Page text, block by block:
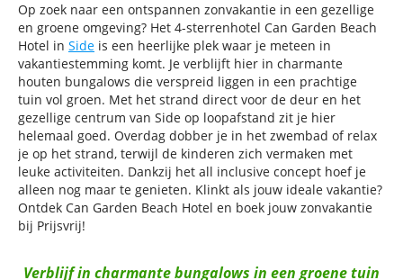
Op zoek naar een ontspannen zonvakantie in een gezellige
en groene omgeving? Het 4-sterrenhotel Can Garden Beach
Hotel in Side is een heerlijke plek waar je meteen in
vakantiestemming komt. Je verblijft hier in charmante
houten bungalows die verspreid liggen in een prachtige
tuin vol groen. Met het strand direct voor de deur en het
gezellige centrum van Side op loopafstand zit je hier
helemaal goed. Overdag dobber je in het zwembad of relax
je op het strand, terwijl de kinderen zich vermaken met
leuke activiteiten. Dankzij het all inclusive concept hoef je
alleen nog maar te genieten. Klinkt als jouw ideale vakantie?
Ontdek Can Garden Beach Hotel en boek jouw zonvakantie
bij Prijsvrij!
Verblijf in charmante bungalows in een groene tuin